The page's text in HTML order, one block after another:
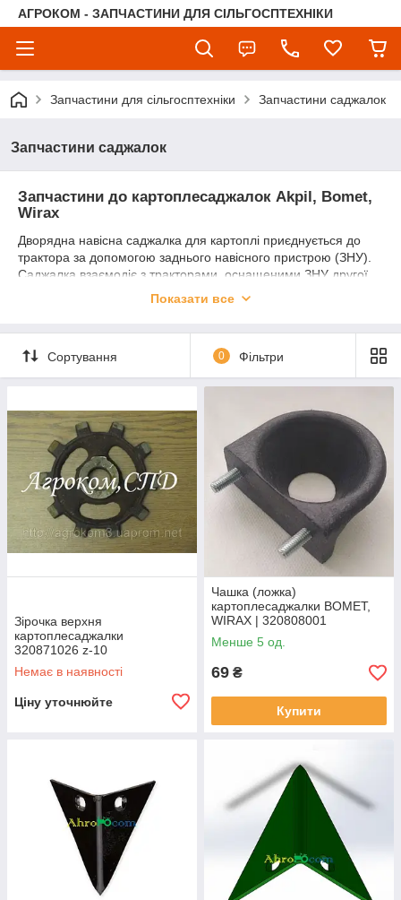
АГРОКОМ - ЗАПЧАСТИНИ ДЛЯ СІЛЬГОСПТЕХНІКИ
Запчастини для сільгосптехніки Запчастини саджалок
Запчастини саджалок
Запчастини до картоплесаджалок Akpil, Bomet,
Wirax
Дворядна навісна саджалка для картоплі приєднується до
трактора за допомогою заднього навісного пристрою (ЗНУ).
Саджалка взаємодіє з тракторами, оснащеними ЗНУ другої
категорії. Вона виконує всі операції у одному робочому циклі,
Картоплю можна висаджувати в міжряддях 62,5/67,5 см або
70/75 см при змінній відстані насіння в ряду (29 см, 32 см і 35
гумових коліс. Зміна відстані насіннєвої картоплі в ряду 29 см
на 32 см до 35 см може бути досягнуто шляхом зміни
діаметра коліс. Глибина посадки 10 – 15 см.
Показати все
Сортування 0 Фільтри
Зірочка верхня
картоплесаджалки
320871026 z-10
Немає в наявності
Ціну уточнюйте
Чашка (ложка)
картоплесаджалки BOMET,
WIRAX | 320808001
Менше 5 од.
69 ₴
Купити